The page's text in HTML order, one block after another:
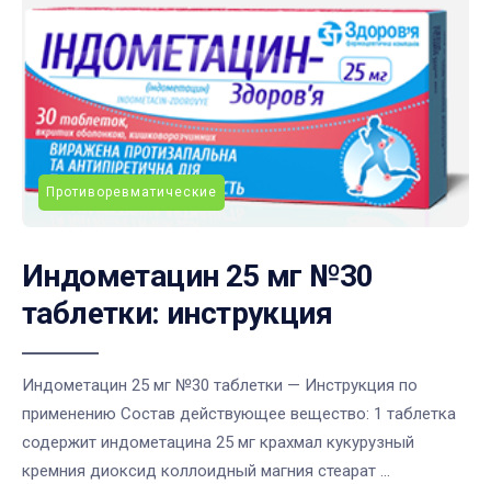
Противоревматические
Индометацин 25 мг №30
таблетки: инструкция
Индометацин 25 мг №30 таблетки — Инструкция по
применению Состав действующее вещество: 1 таблетка
содержит индометацина 25 мг крахмал кукурузный
кремния диоксид коллоидный магния стеарат ...